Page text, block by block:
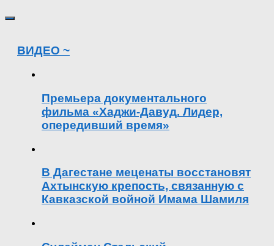
ВИДЕО ~
Премьера документального
фильма «Хаджи-Давуд. Лидер,
опередивший время»
В Дагестане меценаты восстановят
Ахтынскую крепость, связанную с
Кавказской войной Имама Шамиля